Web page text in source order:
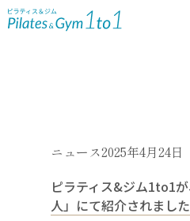
ニュース2025年4月24日
ピラティス&ジム1to1
人」にて紹介されました